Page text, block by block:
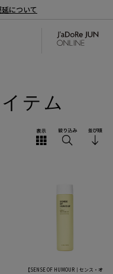
について
テム
【SENSE OF HUMOUR｜センス・オ